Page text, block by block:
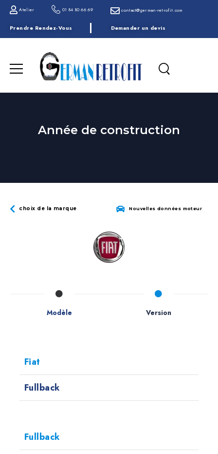
Atelier 01 84 80 66 69 contact@german-retrofit.com
Prendre Rendez-Vous Demander un devis
Année de construction
choix de la marque Nouvelles données moteur
Modèle Version
Fiat
Fullback
Fullback